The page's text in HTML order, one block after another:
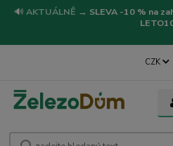
🔊 AKTUÁLNĚ → SLEVA -10 % na
CZK